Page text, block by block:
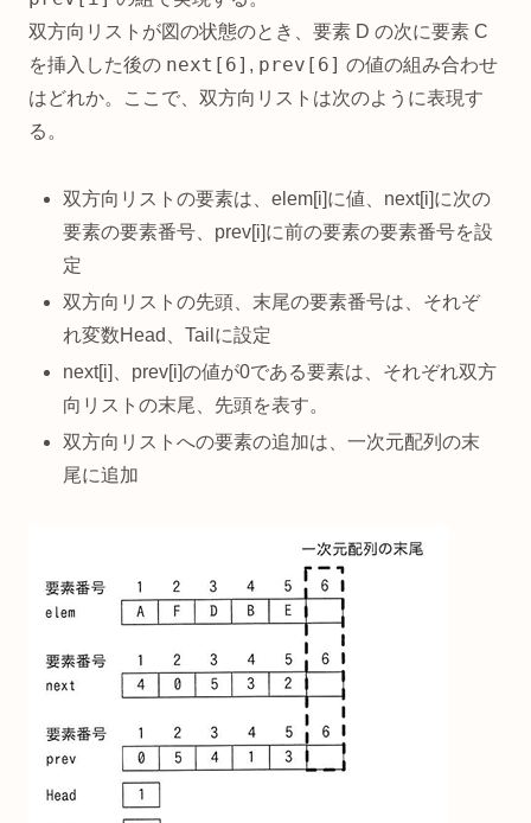
双方向リストが図の状態のとき、要素 D の次に要素 C
を挿入した後の next[6] , prev[6] の値の組み合わせ
はどれか。ここで、双方向リストは次のように表現す
る。
双方向リストの要素は、elem[i]に値、next[i]に次の
要素の要素番号、prev[i]に前の要素の要素番号を設
定
双方向リストの先頭、末尾の要素番号は、それぞ
れ変数Head、Tailに設定
next[i]、prev[i]の値が0である要素は、それぞれ双方
向リストの末尾、先頭を表す。
双方向リストへの要素の追加は、一次元配列の末
尾に追加